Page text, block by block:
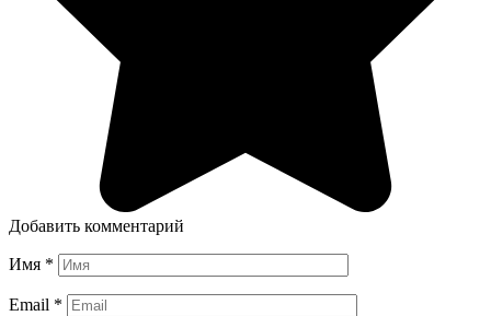
Добавить комментарий
Имя *
Email *